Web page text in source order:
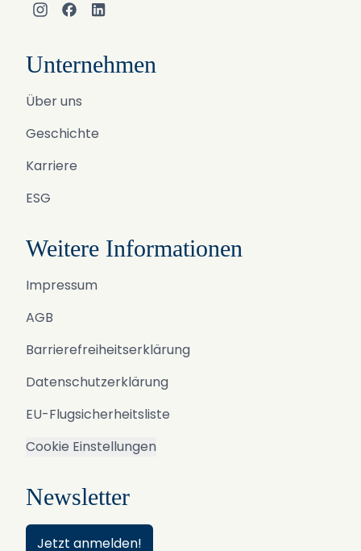
Instagram
Facebook
LinkedIn
Unternehmen
Über uns
Geschichte
Karriere
ESG
Weitere Informationen
Impressum
AGB
Barrierefreiheitserklärung
Datenschutzerklärung
EU-Flugsicherheitsliste
Cookie Einstellungen
Newsletter
Jetzt anmelden!